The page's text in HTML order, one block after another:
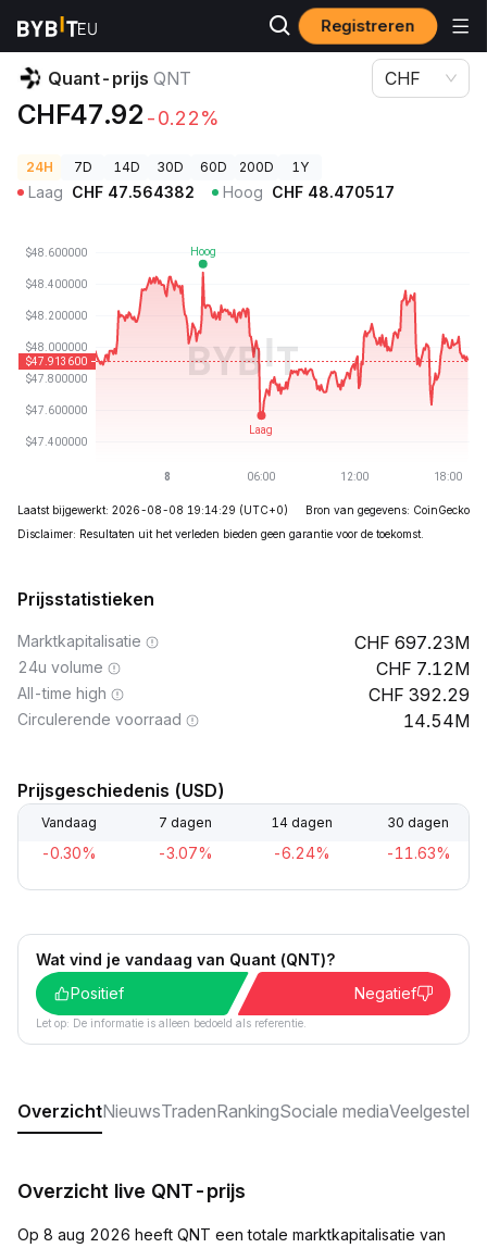
Registreren
Cryptoprijzen
Quant-prijs QNT
CHF47.92 -0.22%
CHF
24H 7D 14D 30D 60D 200D 1Y
Laag CHF 47.564382 Hoog CHF 48.470517
Laatst bijgewerkt: 2026-08-08 19:14:29 (UTC+0)
Bron van gegevens: CoinGecko
Disclaimer: Resultaten uit het verleden bieden geen garantie voor de toekomst.
Prijsstatistieken
Marktkapitalisatie 697.23M
24u volume 7.12M
All-time high 392.29
Circulerende voorraad 14.54M
Prijsgeschiedenis (USD)
Vandaag 7 dagen 14 dagen 30 dagen
-0.30% -3.07% -6.24% -11.63%
Wat vind je vandaag van Quant (QNT)?
Positief
Negatief
Let op: De informatie is alleen bedoeld als referentie.
OverzichtNieuwsTradenRankingSociale media
Overzicht live QNT-prijs
Op 8 aug 2026 heeft QNT een totale marktkapitalisatie van